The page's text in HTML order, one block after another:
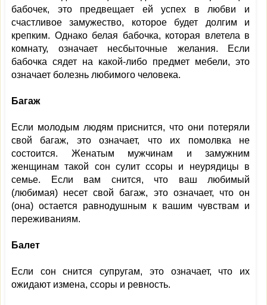
бабочек, это предвещает ей успех в любви и
счастливое замужество, которое будет долгим и
крепким. Однако белая бабочка, которая влетела в
комнату, означает несбыточные желания. Если
бабочка сядет на какой-либо предмет мебели, это
означает болезнь любимого человека.
Багаж
Если молодым людям приснится, что они потеряли
свой багаж, это означает, что их помолвка не
состоится. Женатым мужчинам и замужним
женщинам такой сон сулит ссоры и неурядицы в
семье. Если вам снится, что ваш любимый
(любимая) несет свой багаж, это означает, что он
(она) остается равнодушным к вашим чувствам и
переживаниям.
Балет
Если сон снится супругам, это означает, что их
ожидают измена, ссоры и ревность.